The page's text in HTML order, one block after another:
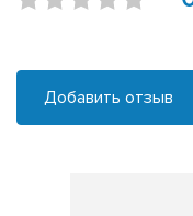
Добавить отзыв